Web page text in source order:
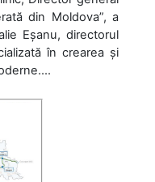
din Moldova”, a
Eșanu, directorul
în crearea și